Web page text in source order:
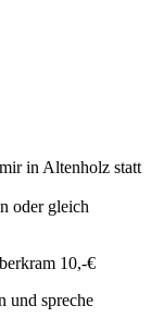
in Altenholz statt
oder gleich
10,-€
und spreche